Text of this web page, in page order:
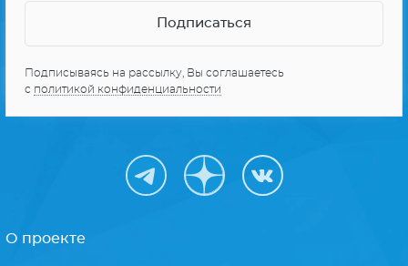
Подписываясь на рассылку, Вы соглашаетесь
с политикой конфиденциальности
О проекте